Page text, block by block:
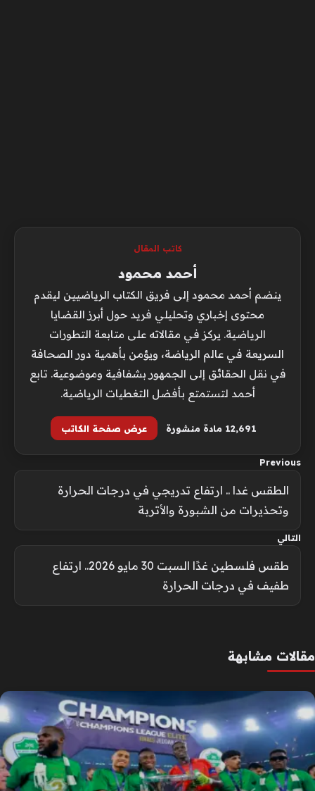
كاتب المقال
أحمد محمود
ينضم أحمد محمود إلى فريق الكتاب الرياضيين ليقدم
محتوى إخباري وتحليلي فريد حول أبرز القضايا
الرياضية. يركز في مقالاته على متابعة التطورات
السريعة في عالم الرياضة، ويؤمن بأهمية دور الصحافة
في نقل الحقائق إلى الجمهور بشفافية وموضوعية. تابع
أحمد لتستمتع بأفضل التغطيات الرياضية.
12٬691 مادة منشورة عرض صفحة الكاتب
Previous
الطقس غدا .. ارتفاع تدريجي في درجات الحرارة
وتحذيرات من الشبورة والأتربة
التالي
طقس فلسطين غدًا السبت 30 مايو 2026.. ارتفاع
طفيف في درجات الحرارة
مقالات مشابهة